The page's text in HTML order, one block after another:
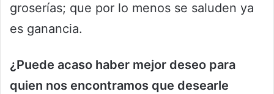
groserías; que por lo menos se saluden ya
es ganancia.
¿Puede acaso haber mejor deseo para
quien nos encontramos que desearle